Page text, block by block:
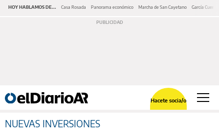
HOY HABLAMOS DE... Casa Rosada Panorama económico Marcha de San Cayetano García Cuerva
Hacete socia/o
NUEVAS INVERSIONES